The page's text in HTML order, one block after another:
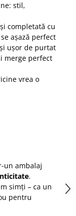
stil,
completată cu
așază perfect
ușor de purtat
merge perfect
vrea o
un ambalaj
.
simți – ca un
pentru